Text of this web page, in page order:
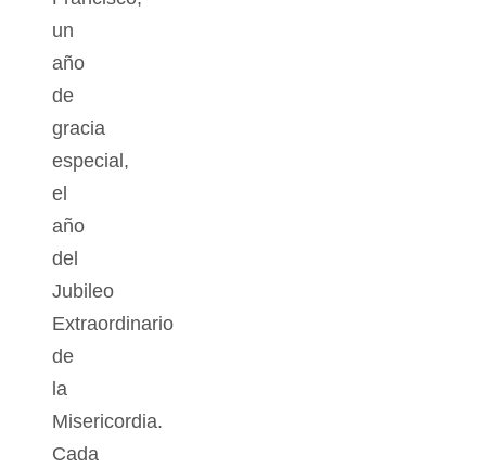
un
año
de
gracia
especial,
el
año
del
Jubileo
Extraordinario
de
la
Misericordia.
Cada